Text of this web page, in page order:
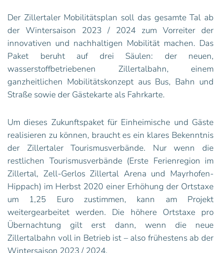
Der Zillertaler Mobilitätsplan soll das gesamte Tal ab
der Wintersaison 2023 / 2024 zum Vorreiter der
innovativen und nachhaltigen Mobilität machen. Das
Paket beruht auf drei Säulen: der neuen,
wasserstoffbetriebenen Zillertalbahn, einem
ganzheitlichen Mobilitätskonzept aus Bus, Bahn und
Straße sowie der Gästekarte als Fahrkarte.
Um dieses Zukunftspaket für Einheimische und Gäste
realisieren zu können, braucht es ein klares Bekenntnis
der Zillertaler Tourismusverbände. Nur wenn die
restlichen Tourismusverbände (Erste Ferienregion im
Zillertal, Zell-Gerlos Zillertal Arena und Mayrhofen-
Hippach) im Herbst 2020 einer Erhöhung der Ortstaxe
um 1,25 Euro zustimmen, kann am Projekt
weitergearbeitet werden. Die höhere Ortstaxe pro
Übernachtung gilt erst dann, wenn die neue
Zillertalbahn voll in Betrieb ist – also frühestens ab der